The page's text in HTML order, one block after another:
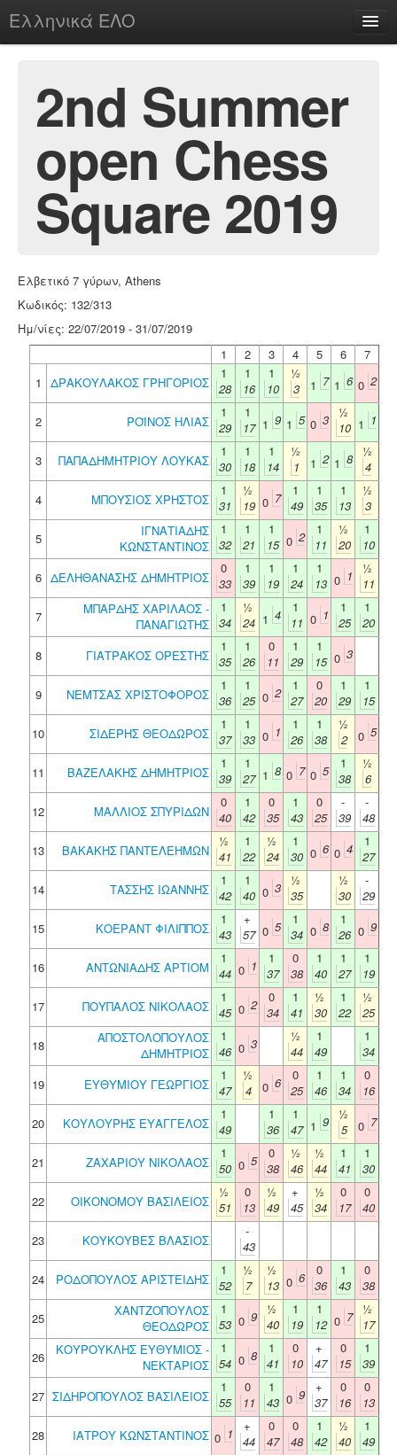
Ελληνικά ΕΛΟ
chesstu.be @ discord
Login
2nd Summer
open Chess
Square 2019
Ελβετικό 7 γύρων, Athens
Κωδικός: 132/313
Ημ/νίες: 22/07/2019 - 31/07/2019
1
2 3 4 5 6
7
1
ΔΡΑΚΟΥΛΑΚΟΣ ΓΡΗΓΟΡΙΟΣ
1
28
1
16
1
10
½
3
1 7 1 6 0 2
2 ΡΟΪΝΟΣ ΗΛΙΑΣ
1
29
1
17 1 9 1 5 0 3
½
10 1 1
3 ΠΑΠΑΔΗΜΗΤΡΙΟΥ ΛΟΥΚΑΣ
1
30
1
18
1
14
½
1
1 2 1 8
½
4
4
ΜΠΟΥΣΙΟΣ ΧΡΗΣΤΟΣ
1
31
½
19 0 7
1
49
1
35
1
13
½
3
5
ΙΓΝΑΤΙΑΔΗΣ
ΚΩΝΣΤΑΝΤΙΝΟΣ
1
32
1
21
1
15 0 2
1
11
½
20
1
10
6 ΔΕΛΗΘΑΝΑΣΗΣ ΔΗΜΗΤΡΙΟΣ
0
33
1
39
1
19
1
24
1
13 0 1
½
11
7
ΜΠΑΡΔΗΣ ΧΑΡΙΛΑΟΣ -
ΠΑΝΑΓΙΩΤΗΣ
1
34
½
24 1 4
1
11 0 1
1
25
1
20
8
ΓΙΑΤΡΑΚΟΣ ΟΡΕΣΤΗΣ
1
35
1
26
0
11
1
29
1
15 0 3
9 ΝΕΜΤΣΑΣ ΧΡΙΣΤΟΦΟΡΟΣ
1
36
1
25 0 2
1
27
0
20
1
29
1
15
10
ΣΙΔΕΡΗΣ ΘΕΟΔΩΡΟΣ
1
37
1
33 0 1
1
26
1
38
½
2
0 5
11 ΒΑΖΕΛΑΚΗΣ ΔΗΜΗΤΡΙΟΣ
1
39
1
27 1 8 0 7 0 5
1
38
½
6
12
ΜΑΛΛΙΟΣ ΣΠΥΡΙΔΩΝ
0
40
1
42
0
35
1
43
0
25
-
39
-
48
13
ΒΑΚΑΚΗΣ ΠΑΝΤΕΛΕΗΜΩΝ
½
41
1
22
½
24
1
30 0 6 0 4
1
27
14
ΤΑΣΣΗΣ ΙΩΑΝΝΗΣ
1
42
1
40 0 3
½
35
½
30
-
29
15
ΚΟΕΡΑΝΤ ΦΙΛΙΠΠΟΣ
1
43
+
57 0 5
1
34 0 8
1
26 0 9
16 ΑΝΤΩΝΙΑΔΗΣ ΑΡΤΙΟΜ
1
44 0 1
1
37
0
38
1
40
1
27
1
19
17
ΠΟΥΠΑΛΟΣ ΝΙΚΟΛΑΟΣ
1
45 0 2
0
34
1
41
½
30
1
22
½
25
18
ΑΠΟΣΤΟΛΟΠΟΥΛΟΣ
ΔΗΜΗΤΡΙΟΣ
1
46 0 3
½
44
1
49
1
34
19
ΕΥΘΥΜΙΟΥ ΓΕΩΡΓΙΟΣ
1
47
½
4
0 6
0
25
1
46
1
34
0
16
20
ΚΟΥΛΟΥΡΗΣ ΕΥΑΓΓΕΛΟΣ
1
49
1
36
1
47 1 9
½
5
0 7
21 ΖΑΧΑΡΙΟΥ ΝΙΚΟΛΑΟΣ
1
50 0 5
0
38
½
46
½
44
1
41
1
30
22
ΟΙΚΟΝΟΜΟΥ ΒΑΣΙΛΕΙΟΣ
½
51
0
13
½
49
+
45
½
34
0
17
0
40
23
ΚΟΥΚΟΥΒΕΣ ΒΛΑΣΙΟΣ
-
43
24
ΡΟΔΟΠΟΥΛΟΣ ΑΡΙΣΤΕΙΔΗΣ
1
52
½
7
½
13 0 6
0
36
1
43
0
38
25
ΧΑΝΤΖΟΠΟΥΛΟΣ
ΘΕΟΔΩΡΟΣ
1
53 0 9
½
40
1
19
1
12 0 7
½
17
26
ΚΟΥΡΟΥΚΛΗΣ ΕΥΘΥΜΙΟΣ -
ΝΕΚΤΑΡΙΟΣ
1
54 0 8
1
41
0
10
+
47
0
15
1
39
27 ΣΙΔΗΡΟΠΟΥΛΟΣ ΒΑΣΙΛΕΙΟΣ
1
55
0
11
1
43 0 9
+
37
0
16
0
13
28
ΙΑΤΡΟΥ ΚΩΝΣΤΑΝΤΙΝΟΣ 0 1
+
44
0
47
0
48
1
42
½
40
1
49